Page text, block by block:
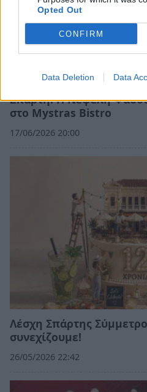
Opted Out
CONFIRM
Data Deletion Data
Σπάρτη: Η Νεφέλη
στο Mystras Bistro
17/06/2026 20:00
Λέσχη Σπάρτης
συνεχίζουμε!
26/05/2026 22:42